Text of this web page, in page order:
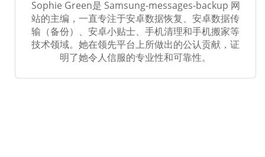
Sophie Green是 Samsung-messages-backup 网
站的主编，一直专注于安卓数据恢复、安卓数据传
输（备份）、安卓小贴士、手机清理和手机搬家等
技术领域。她在领先平台上所做出的公认贡献，证
明了她令人信服的专业性和可靠性。